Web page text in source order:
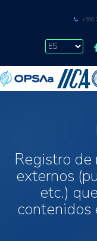
+506
Registro de
externos
etc.)
contenidos